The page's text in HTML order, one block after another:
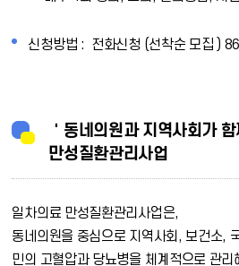
신청방법 : 전화신청 (선착순 모집 )
＇동네의원과 지역사회가
만성질환관리사업
일차의료 만성질환관리사업은,
동네의원을 중심으로 지역사회, 보건소,
민의 고혈압과 당뇨병을 체계적으로 관